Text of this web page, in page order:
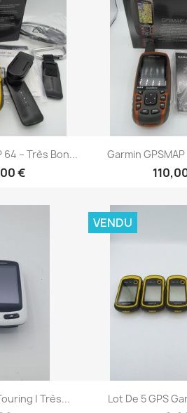
rapide
64 – Très Bon...
€

Garmin
rapide| Très... 
Lot De 5 GPS
VENDU